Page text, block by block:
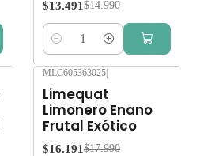
$13.491 $14.990
Cantidad
MLC605363025|
Limequat
Limonero Enano
Frutal Exótico
$16.191 $17.990